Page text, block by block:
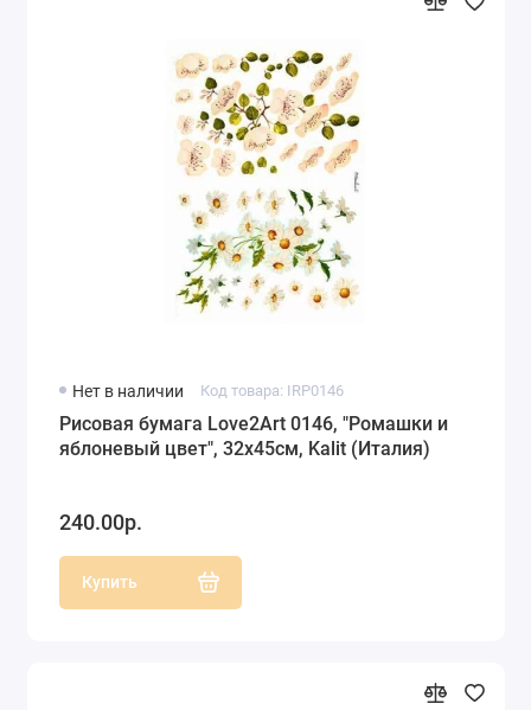
Нет в наличии Код товара: IRP0146
Рисовая бумага Love2Art 0146, "Ромашки и
яблоневый цвет", 32х45см, Kalit (Италия)
240.00р.
Купить